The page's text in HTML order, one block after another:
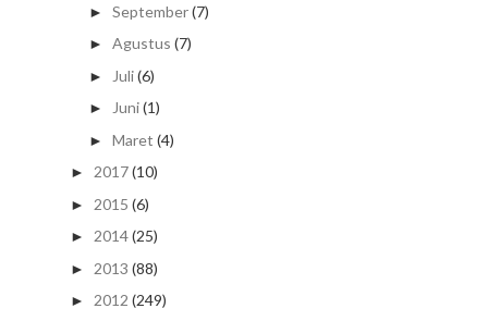
► September(7)
► Agustus (7)
► Juli(6)
► Juni(1)
► Maret (4)
► 2017(10)
► 2015 (6)
► 2014(25)
► 2013 (88)
► 2012 (249)